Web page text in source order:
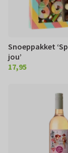
Snoeppakket
jou’
€ 17,95
17,95